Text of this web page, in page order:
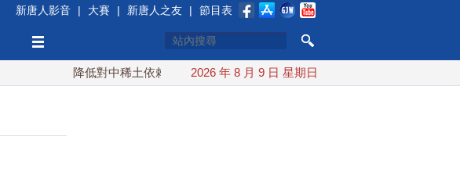
新唐人影音 | 大賽 | 新唐人之友 | 節目表
降低對中稀土依賴 川普宣布礦業投資20億美元
2026 年 8 月 9 日 星期日